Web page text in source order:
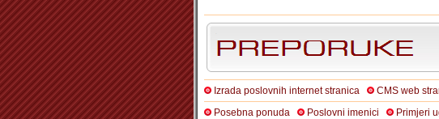
Izrada poslovnih internet stranica CMS web
Posebna ponuda
Poslovni imenici Primjeri